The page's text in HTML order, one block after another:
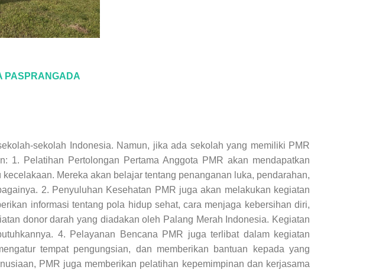
PASPRANGADA
sekolah Indonesia. Namun, jika ada sekolah yang memiliki PMR
1. Pelatihan Pertolongan Pertama Anggota PMR akan mendapatkan
Mereka akan belajar tentang penanganan luka, pendarahan,
2. Penyuluhan Kesehatan PMR juga akan melakukan kegiatan
informasi tentang pola hidup sehat, cara menjaga kebersihan diri,
donor darah yang diadakan oleh Palang Merah Indonesia. Kegiatan
4. Pelayanan Bencana PMR juga terlibat dalam kegiatan
tempat pengungsian, dan memberikan bantuan kepada yang
PMR juga memberikan pelatihan kepemimpinan dan kerjasama